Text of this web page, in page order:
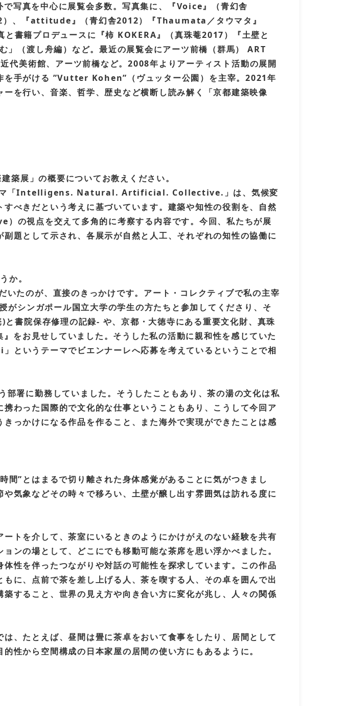
真を中心に展覧会多数。写真集に、『Voice』（青幻舎
）、『attitude』（青幻舎2012）『Thaumata／タウマタ』
プロデュースに『柿 KOKERA』（真珠菴2017）『土壁と
（渡し舟編）など。最近の展覧会にアーツ前橋（群馬） ART
代美術館、アーツ前橋など。2008年よりアーティスト活動の展開
を手がける ”Vutter Kohen”（ヴュッター公園）を主宰。2021年
を行い、音楽、哲学、歴史など横断し読み解く「京都建築映像
築展」の概要についてお教えください。
ーマ「Intelligens. Natural. Artificial. Collective.」は、気候変
べきだという考えに基づいています。建築や知性の役割を、自然
視点を交えて多角的に考察する内容です。今回、私たちが展
題として示され、各展示が自然と人工、それぞれの知性の協働に
か。
たのが、直接のきっかけです。アート・コレクティブで私の主宰
シンガポール国立大学の学生の方たちと参加してくださり、そ
書院保存修理の記録- や、京都・大徳寺にある重要文化財、真珠
をお見せしていました。そうした私の活動に親和性を感じていた
いうテーマでビエンナーレへ応募を考えているということで相
署に勤務していました。そうしたこともあり、茶の湯の文化は私
わった国際的で文化的な仕事ということもあり、こうして今回ア
っかけになる作品を作ること、また海外で実現ができたことは感
”とはまるで切り離された身体感覚があることに気がつきまし
気象などその時々で移ろい、土壁が醸し出す雰囲気は訪れる度に
トを介して、茶室にいるときのようにかけがえのない経験を共有
ンの場として、どこにでも移動可能な茶席を思い浮かべました。
性を伴ったつながりや対話の可能性を探求しています。この作品
に、点前で茶を差し上げる人、茶を喫する人、その卓を囲んで出
すること、世界の見え方や向き合い方に変化が兆し、人々の関係
、たとえば、昼間は畳に茶卓をおいて食事をしたり、居間として
性から空間構成の日本家屋の居間の使い方にもあるように。